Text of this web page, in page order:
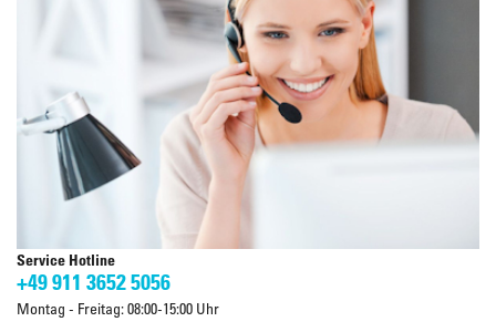
Service Hotline
+49 911 3652 5056
Montag - Freitag: 08:00-15:00 Uhr